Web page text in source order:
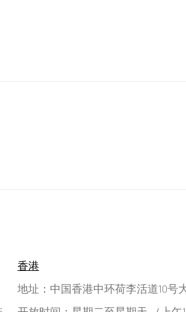
香港
地址：中国香港中环荷李活道10号